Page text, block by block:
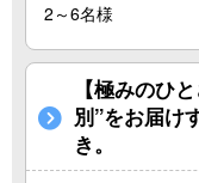
2～6名様
【極みのひ
別”をお届け
き。